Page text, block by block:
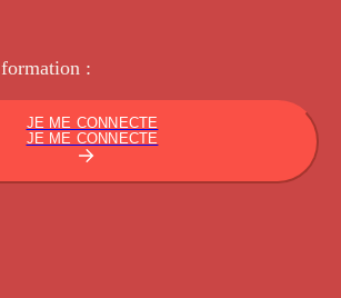
formation :
JE ME CONNECTE
JE ME CONNECTE